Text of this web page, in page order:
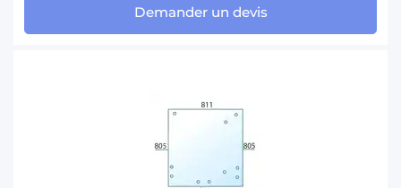
Demander un devis